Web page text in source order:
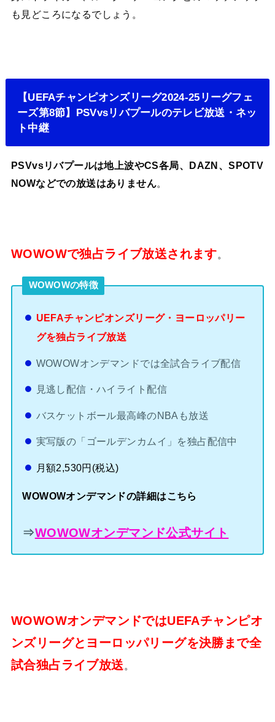
も見どころになるでしょう。
【UEFAチャンピオンズリーグ2024-25リーグフェ
ーズ第8節】PSVvsリバプールのテレビ放送・ネッ
ト中継
PSVvsリバプールは地上波やCS各局、DAZN、SPOTV
NOWなどでの放送はありません。
WOWOWで独占ライブ放送されます。
WOWOWの特徴
UEFAチャンピオンズリーグ・ヨーロッパリー
グを独占ライブ放送
WOWOWオンデマンドでは全試合ライブ配信
見逃し配信・ハイライト配信
バスケットボール最高峰のNBAも放送
実写版の「ゴールデンカムイ」を独占配信中
月額2,530円(税込)
WOWOWオンデマンドの詳細はこちら
⇒WOWOWオンデマンド公式サイト
WOWOWオンデマンドではUEFAチャンピオ
ンズリーグとヨーロッパリーグを決勝まで全
試合独占ライブ放送 。